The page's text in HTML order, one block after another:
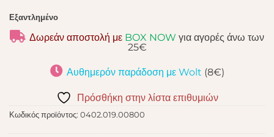
Εξαντλημένο
Δωρεάν αποστολή με BOX NOW για αγορές άνω των
25€
Αυθημερόν παράδοση με Wolt (8€)
Πρόσθήκη στην λίστα επιθυμιών
Κωδικός προϊόντος: 0402.019.00800